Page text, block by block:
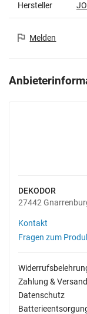
Hersteller
Melden
DEKODOR
27442
Kontakt
Fragen zum
Zahlung & Versand
Datenschutz